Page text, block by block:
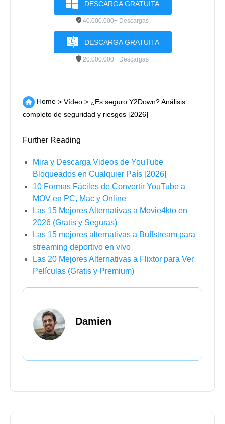
DESCARGA GRATUITA
40.000.000+ Descargas
DESCARGA GRATUITA
20.000.000+ Descargas
Home > Vídeo > ¿Es seguro Y2Down? Análisis
completo de seguridad y riesgos [2026]
Further Reading
Mira y Descarga Videos de YouTube
Bloqueados en Cualquier País [2026]
10 Formas Fáciles de Convertir YouTube a
MOV en PC, Mac y Online
Las 15 Mejores Alternativas a Movie4kto en
2026 (Gratis y Seguras)
Las 15 mejores alternativas a Buffstream para
streaming deportivo en vivo
Las 20 Mejores Alternativas a Flixtor para Ver
Películas (Gratis y Premium)
Damien